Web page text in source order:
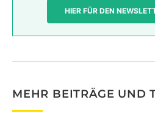
HIER FÜR DEN
MEHR BEITRÄGE UND